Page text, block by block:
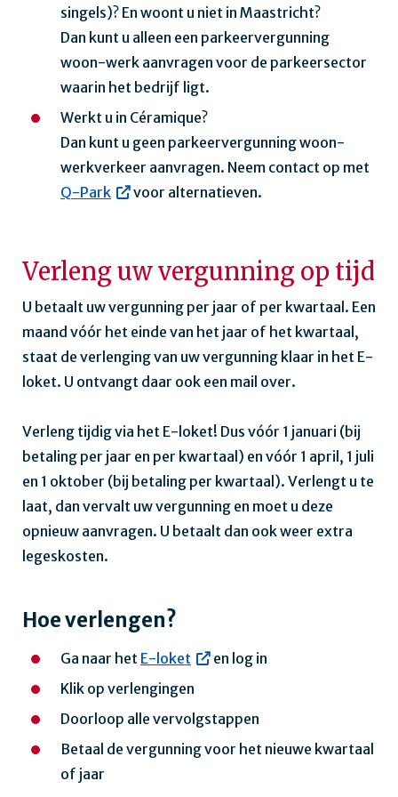
singels)? En woont u niet in Maastricht?
Dan kunt u alleen een parkeervergunning
woon-werk aanvragen voor de parkeersector
waarin het bedrijf ligt.
Werkt u in Céramique?
Dan kunt u geen parkeervergunning woon-
werkverkeer aanvragen. Neem contact op met
Q-Park
voor alternatieven.
Verleng uw vergunning op tijd
U betaalt uw vergunning per jaar of per kwartaal. Een
maand vóór het einde van het jaar of het kwartaal,
staat de verlenging van uw vergunning klaar in het E-
loket. U ontvangt daar ook een mail over.
Verleng tijdig via het E-loket! Dus vóór 1 januari (bij
betaling per jaar en per kwartaal) en vóór 1 april, 1 juli
en 1 oktober (bij betaling per kwartaal). Verlengt u te
laat, dan vervalt uw vergunning en moet u deze
opnieuw aanvragen. U betaalt dan ook weer extra
legeskosten.
Hoe verlengen?
Ga naar het E-loket
en log in
Klik op verlengingen
Doorloop alle vervolgstappen
Betaal de vergunning voor het nieuwe kwartaal
of jaar